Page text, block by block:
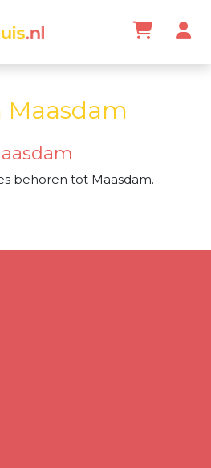
Maasdam
behoren tot Maasdam.